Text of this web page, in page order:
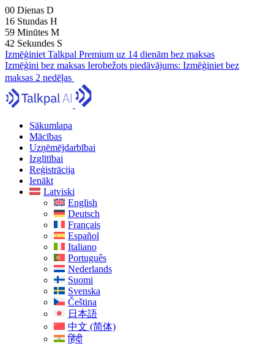
00 Dienas D
16 Stundas H
59 Minūtes M
41 Sekundes S
Izmēģiniet Talkpal Premium uz 14 dienām bez maksas
Izmēģini bez maksas Ierobežots piedāvājums: Izmēģiniet bez
maksas 2 nedēļas
Sākumlapa
Mācības
Uzņēmējdarbībai
Izglītībai
Reģistrācija
Ienākt
Latviski
English
Deutsch
Français
Español
Italiano
Português
Nederlands
Suomi
Svenska
Čeština
日本語
中文 (简体)
हिंदी